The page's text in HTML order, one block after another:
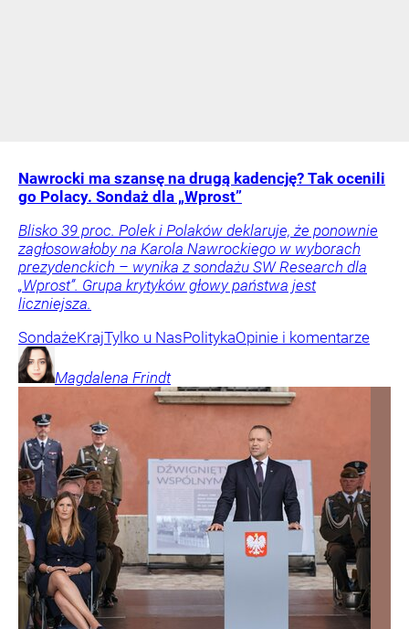
Nawrocki ma szansę na drugą kadencję? Tak ocenili
go Polacy. Sondaż dla „Wprost”
Blisko 39 proc. Polek i Polaków deklaruje, że ponownie
zagłosowałoby na Karola Nawrockiego w wyborach
prezydenckich – wynika z sondażu SW Research dla
„Wprost”. Grupa krytyków głowy państwa jest
liczniejsza.
SondażeKrajTylko u NasPolitykaOpinie i komentarze
Magdalena Frindt